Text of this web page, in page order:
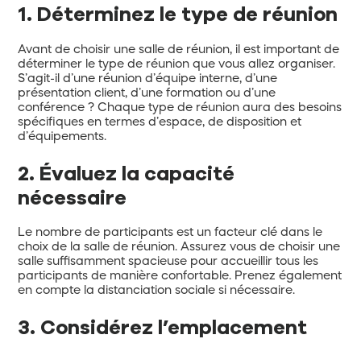
1. Déterminez le type de réunion
Avant de choisir une salle de réunion, il est important de
déterminer le type de réunion que vous allez organiser.
S’agit-il d’une réunion d’équipe interne, d’une
présentation client, d’une formation ou d’une
conférence ? Chaque type de réunion aura des besoins
spécifiques en termes d’espace, de disposition et
d’équipements.
2. Évaluez la capacité
nécessaire
Le nombre de participants est un facteur clé dans le
choix de la salle de réunion. Assurez vous de choisir une
salle suffisamment spacieuse pour accueillir tous les
participants de manière confortable. Prenez également
en compte la distanciation sociale si nécessaire.
3. Considérez l’emplacement